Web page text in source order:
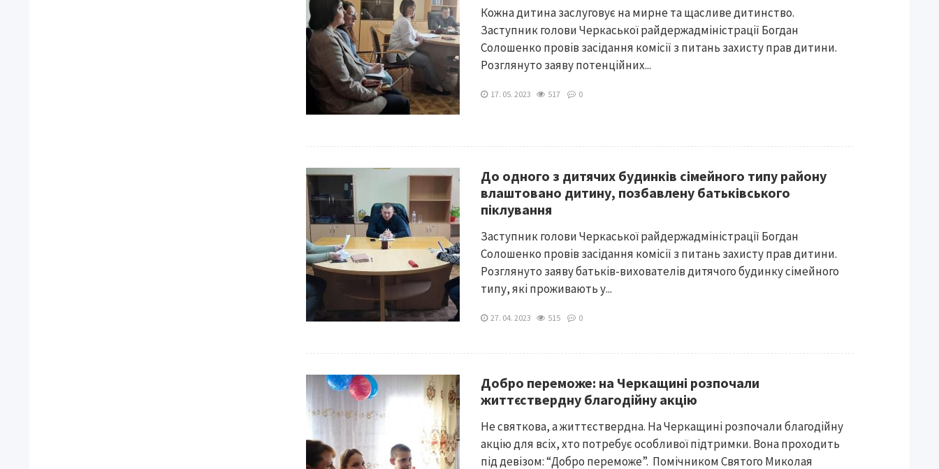
Кожна дитина заслуговує на мирне та щасливе дитинство.
Заступник голови Черкаської райдержадміністрації Богдан
Солошенко провів засідання комісії з питань захисту прав дитини.
Розглянуто заяву потенційних...
17. 05. 2023 517 0
До одного з дитячих будинків сімейного типу району
влаштовано дитину, позбавлену батьківського
піклування
Заступник голови Черкаської райдержадміністрації Богдан
Солошенко провів засідання комісії з питань захисту прав дитини.
Розглянуто заяву батьків-вихователів дитячого будинку сімейного
типу, які проживають у...
27. 04. 2023 515 0
Добро переможе: на Черкащині розпочали
життєствердну благодійну акцію
Не святкова, а життєствердна. На Черкащині розпочали благодійну
акцію для всіх, хто потребує особливої підтримки. Вона проходить
під девізом: “Добро переможе”. Помічником Святого Миколая